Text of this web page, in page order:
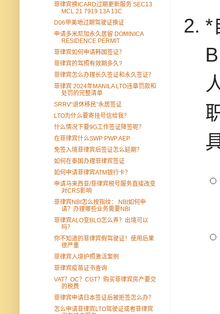
*
菲律宾换ICARD过期更新服务 SEC13
MCL 21 7919 13A 13C
D06甲美地过期驾驶证换证
申请多米尼加永久居留 DOMINICA
RESIDENCE PERMIT
菲律宾如何申请韩国签证？
菲律宾的驾照有效期多久?
菲律宾怎么办理长久签证和永久签证？
菲律宾 2024年MANILA LTO违章罚款和
处罚的完整清单
SRRV“退休移民”永居签证
LTO为什么要寄挂号信给我？
什么情况下要9G工作签证降签呢？
在菲律宾什么SWP PWP AEP
免签入境菲律宾后签证怎么延期？
如何在泰国办理菲律宾签证
如何申请菲律宾ATM银行卡？
申请马来西亚/菲律宾税号服务直接改变
对CRS影响
菲律宾NBI怎么按指纹： NBI如何申
请？办理哪些业务需要NBI
菲律宾ALO变BLO怎么弄？出境可以
吗？
你不知道的菲律宾假驾驶证！使用后果
很严重
菲律宾入境护照激活案例
菲律宾疫苗证书查询
VAT？OC？CGT？购买菲律宾房产要交
的税费
菲律宾申请日本签证后被拒签怎么办？
怎么申请菲律宾LTO驾驶证或者菲律宾